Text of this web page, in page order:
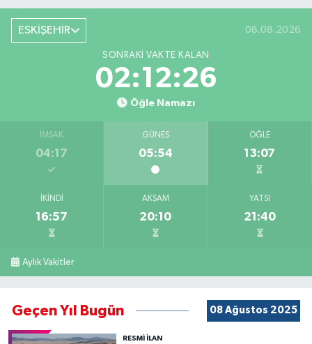
ESKİŞEHİR 08.08.2026
SONRAKI VAKTE KALAN
02:12:26
Öğle Namazı
İMSAK
04:17
GÜNEŞ
05:54
ÖĞLE
13:07
İKINDI
16:57
AKŞAM
20:10
YATSI
21:40
Aylık Vakitler
Geçen Yıl Bugün 08 Ağustos 2025
RESMİ İLAN